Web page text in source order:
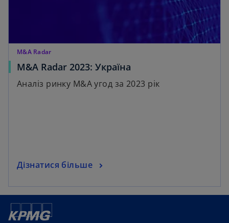
M&A Radar
M&A Radar 2023: Україна
Аналіз ринку M&A угод за 2023 рік
Дізнатися більше